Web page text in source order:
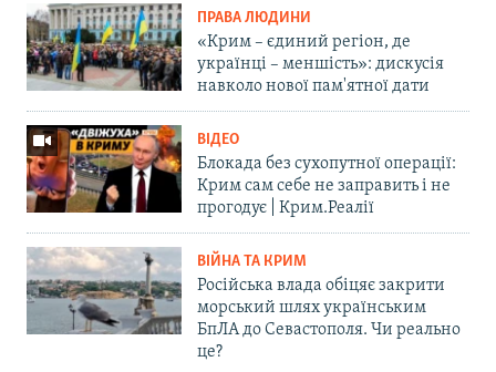
ПРАВА ЛЮДИНИ
«Крим – єдиний регіон, де
українці – меншість»: дискусія
навколо нової пам'ятної дати
ВІДЕО
Блокада без сухопутної операції:
Крим сам себе не заправить і не
прогодує | Крим.Реалії
ВІЙНА ТА КРИМ
Російська влада обіцяє закрити
морський шлях українським
БпЛА до Севастополя. Чи реально
це?